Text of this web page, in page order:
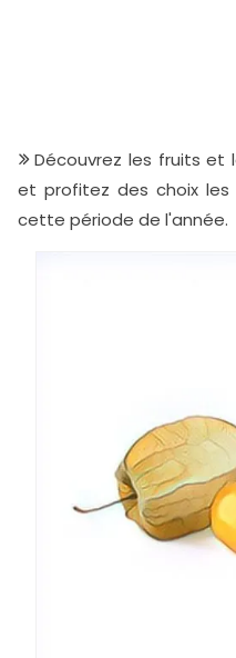
Découvrez les fruits et
et profitez des choix les
cette période de l'année.